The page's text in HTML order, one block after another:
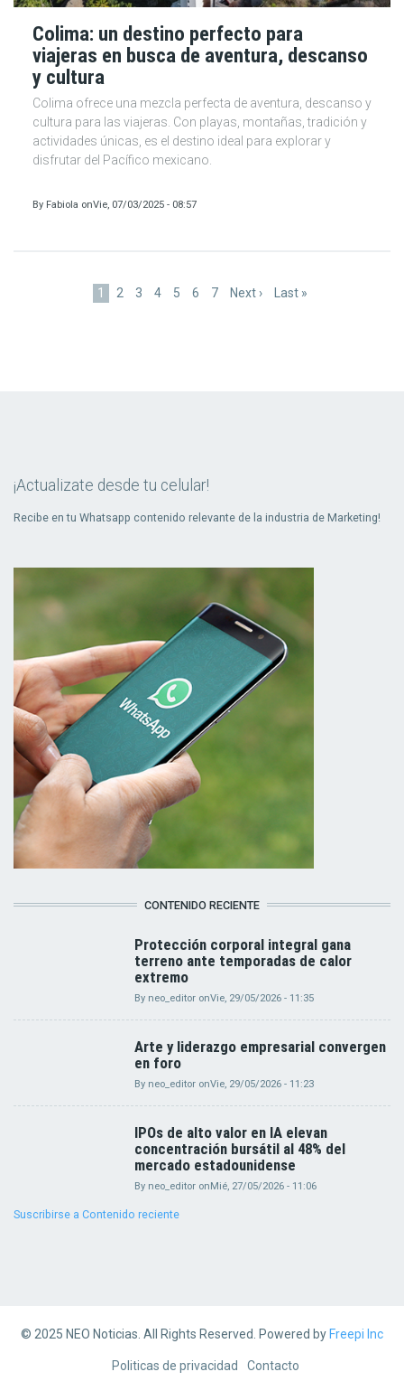
Colima: un destino perfecto para
viajeras en busca de aventura, descanso
y cultura
Colima ofrece una mezcla perfecta de aventura, descanso y
cultura para las viajeras. Con playas, montañas, tradición y
actividades únicas, es el destino ideal para explorar y
disfrutar del Pacífico mexicano.
By Fabiola onVie, 07/03/2025 - 08:57
Página
1 Page
2 Page
3 Page
4 Page
5 Page
6 Page
7
Siguiente
Next ›
Última
Last »
¡Actualizate desde tu celular!
Recibe en tu Whatsapp contenido relevante de la industria de Marketing!
CONTENIDO RECIENTE
Protección corporal integral gana
terreno ante temporadas de calor
extremo
By neo_editor onVie, 29/05/2026 - 11:35
Arte y liderazgo empresarial convergen
en foro
By neo_editor onVie, 29/05/2026 - 11:23
IPOs de alto valor en IA elevan
concentración bursátil al 48% del
mercado estadounidense
By neo_editor onMié, 27/05/2026 - 11:06
Suscribirse a Contenido reciente
© 2025 NEO Noticias. All Rights Reserved. Powered byFreepi Inc
Politicas de privacidad Contacto